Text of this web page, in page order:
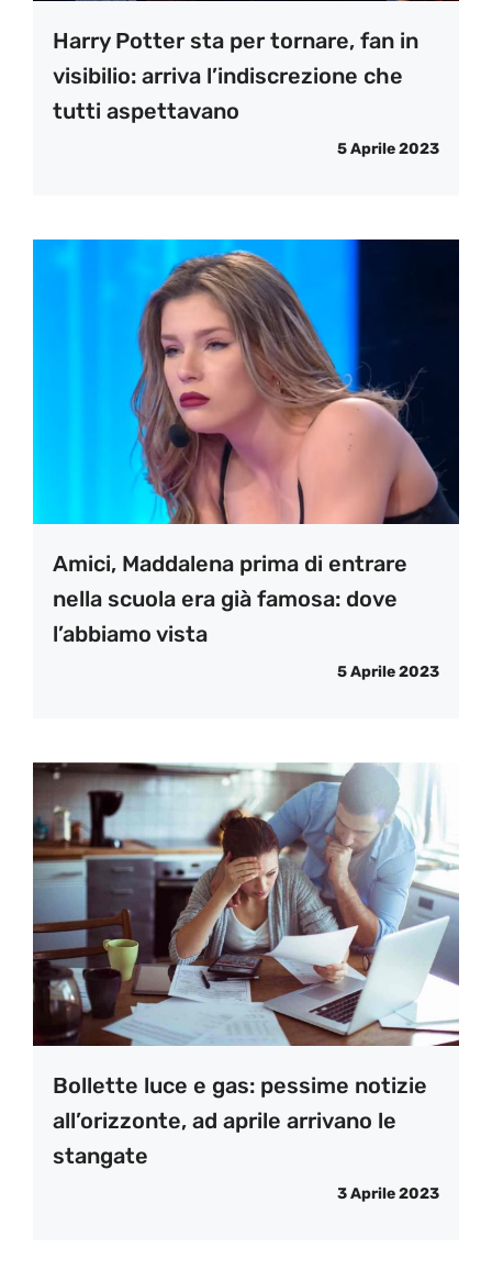
Harry Potter sta per tornare, fan in
visibilio: arriva l’indiscrezione che
tutti aspettavano
5 Aprile 2023
Amici, Maddalena prima di entrare
nella scuola era già famosa: dove
l’abbiamo vista
5 Aprile 2023
Bollette luce e gas: pessime notizie
all’orizzonte, ad aprile arrivano le
stangate
3 Aprile 2023